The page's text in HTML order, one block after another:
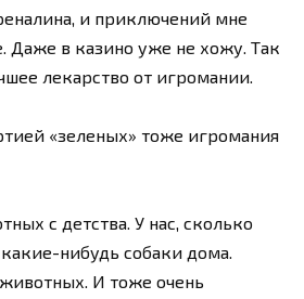
и приключений мне
Даже в казино уже не хожу. Так
лекарство от игромании.
«зеленых» тоже игромания
с детства. У нас, сколько
нибудь собаки дома.
И тоже очень